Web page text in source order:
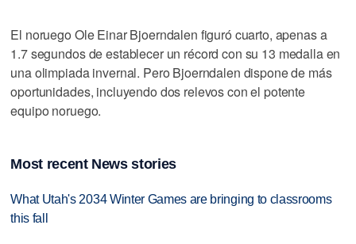
El noruego Ole Einar Bjoerndalen figuró cuarto, apenas a
1.7 segundos de establecer un récord con su 13 medalla en
una olimpiada invernal. Pero Bjoerndalen dispone de más
oportunidades, incluyendo dos relevos con el potente
equipo noruego.
Most recent News stories
What Utah's 2034 Winter Games are bringing to classrooms
this fall